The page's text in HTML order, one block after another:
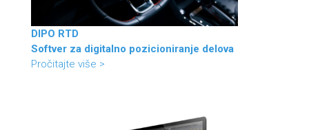
DIPO RTD
Softver za digitalno pozicioniranje delova
Pročitajte više >